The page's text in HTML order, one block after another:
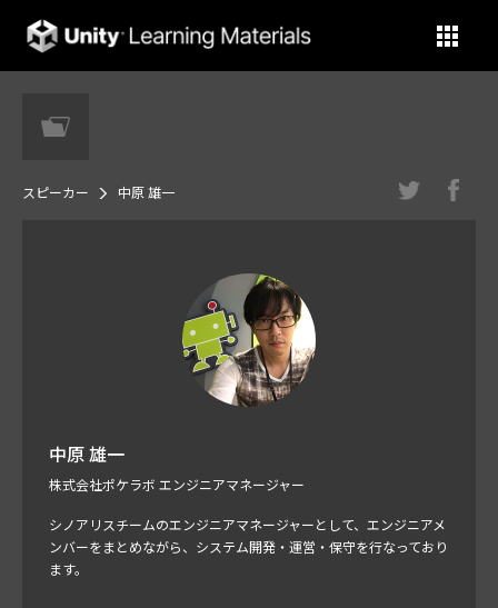
Unity Learning Materials
スピーカー 中原 雄一
中原 雄一
株式会社ポケラボ エンジニアマネージャー
シノアリスチームのエンジニアマネージャーとして、エンジニアメ
ンバーをまとめながら、システム開発・運営・保守を行なっており
ます。